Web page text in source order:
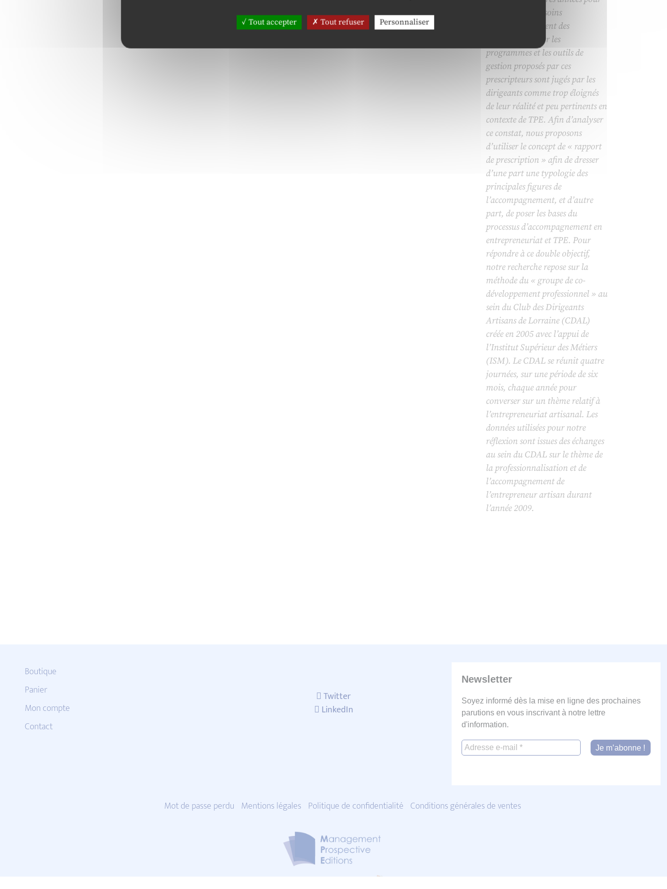
répondre aux besoins
d’accompagnement des
entrepreneurs. Or les
programmes et les outils de
gestion proposés par ces
prescripteurs sont jugés par les
dirigeants comme trop éloignés
de leur réalité et peu pertinents en
contexte de TPE. Afin d’analyser
ce constat, nous proposons
d’utiliser le concept de « rapport
de prescription » afin de dresser
d’une part une typologie des
principales figures de
l’accompagnement, et d’autre
part, de poser les bases du
processus d’accompagnement en
entrepreneuriat et TPE. Pour
répondre à ce double objectif,
notre recherche repose sur la
méthode du « groupe de co-
développement professionnel » au
sein du Club des Dirigeants
Artisans de Lorraine (CDAL)
créée en 2005 avec l’appui de
l’Institut Supérieur des Métiers
(ISM). Le CDAL se réunit quatre
journées, sur une période de six
mois, chaque année pour
converser sur un thème relatif à
l’entrepreneuriat artisanal. Les
données utilisées pour notre
réflexion sont issues des échanges
au sein du CDAL sur le thème de
la professionnalisation et de
l’accompagnement de
l’entrepreneur artisan durant
l’année 2009.
Boutique
Panier
Mon compte
Contact
Twitter
LinkedIn
Newsletter
Soyez informé dès la mise en ligne des prochaines
parutions en vous inscrivant à notre lettre
d'information.
Mot de passe perdu Mentions légales Politique de confidentialité Conditions générales de ventes
Tout accepter Tout refuser Personnaliser